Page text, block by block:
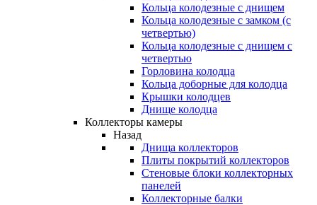
Кольца колодезные с днищем
Кольца колодезные с замком (с
четвертью)
Кольца колодезные с днищем с
четвертью
Горловина колодца
Кольца доборные для колодца
Крышки колодцев
Днище колодца
Коллекторы камеры
Назад
Днища коллекторов
Плиты покрытий коллекторов
Стеновые блоки коллекторных
панелей
Коллекторные балки